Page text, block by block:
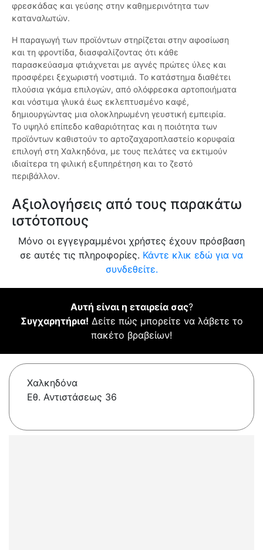
φρεσκάδας και γεύσης στην καθημερινότητα των
καταναλωτών.
Η παραγωγή των προϊόντων στηρίζεται στην αφοσίωση
και τη φροντίδα, διασφαλίζοντας ότι κάθε
παρασκεύασμα φτιάχνεται με αγνές πρώτες ύλες και
προσφέρει ξεχωριστή νοστιμιά. Το κατάστημα διαθέτει
πλούσια γκάμα επιλογών, από ολόφρεσκα αρτοποιήματα
και νόστιμα γλυκά έως εκλεπτυσμένο καφέ,
δημιουργώντας μια ολοκληρωμένη γευστική εμπειρία.
Το υψηλό επίπεδο καθαριότητας και η ποιότητα των
προϊόντων καθιστούν το αρτοζαχαροπλαστείο κορυφαία
επιλογή στη Χαλκηδόνα, με τους πελάτες να εκτιμούν
ιδιαίτερα τη φιλική εξυπηρέτηση και το ζεστό
περιβάλλον.
Αξιολογήσεις από τους παρακάτω
ιστότοπους
Μόνο οι εγγεγραμμένοι χρήστες έχουν πρόσβαση
σε αυτές τις πληροφορίες. Κάντε κλικ εδώ για να
συνδεθείτε.
Αυτή είναι η εταιρεία σας?
Συγχαρητήρια! Δείτε πώς μπορείτε να λάβετε το
πακέτο βραβείων!
Χαλκηδόνα
Εθ. Αντιστάσεως 36